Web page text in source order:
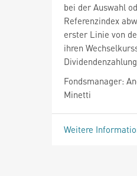
bei der Auswahl
Referenzindex
erster Linie von
ihren
Fondsmanager:
Minetti
Weitere